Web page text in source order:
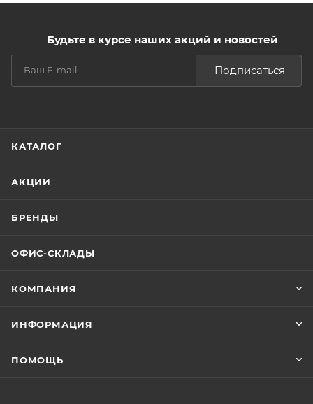
Будьте в курсе наших акций и новостей
Подписаться
КАТАЛОГ
АКЦИИ
БРЕНДЫ
ОФИС-СКЛАДЫ
КОМПАНИЯ
ИНФОРМАЦИЯ
ПОМОЩЬ